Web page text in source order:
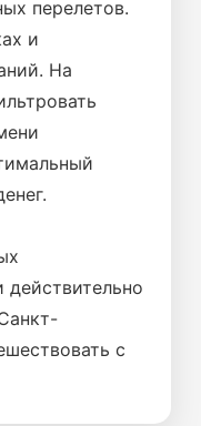
перелетов.
и
На
действительно
с